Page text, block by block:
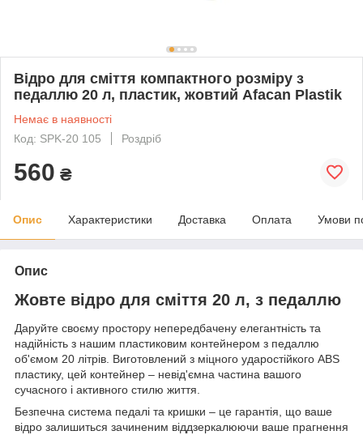
Відро для сміття компактного розміру з
педаллю 20 л, пластик, жовтий Afacan Plastik
Немає в наявності
Код: SPK-20 105
Роздріб
560 ₴
Опис Характеристики Доставка Оплата Умови
Опис
Жовте відро для сміття 20 л, з педаллю
Даруйте своєму простору непередбачену елегантність та
надійність з нашим пластиковим контейнером з педаллю
об'ємом 20 літрів. Виготовлений з міцного ударостійкого ABS
пластику, цей контейнер – невід'ємна частина вашого
сучасного і активного стилю життя.
Безпечна система педалі та кришки – це гарантія, що ваше
відро залишиться зачиненим віддзеркалюючи ваше прагнення